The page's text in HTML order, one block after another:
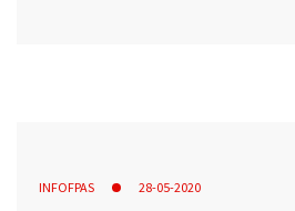
INFOFPAS 28-05-2020